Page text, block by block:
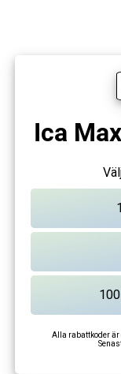
Ica
Alla rabattkoder är